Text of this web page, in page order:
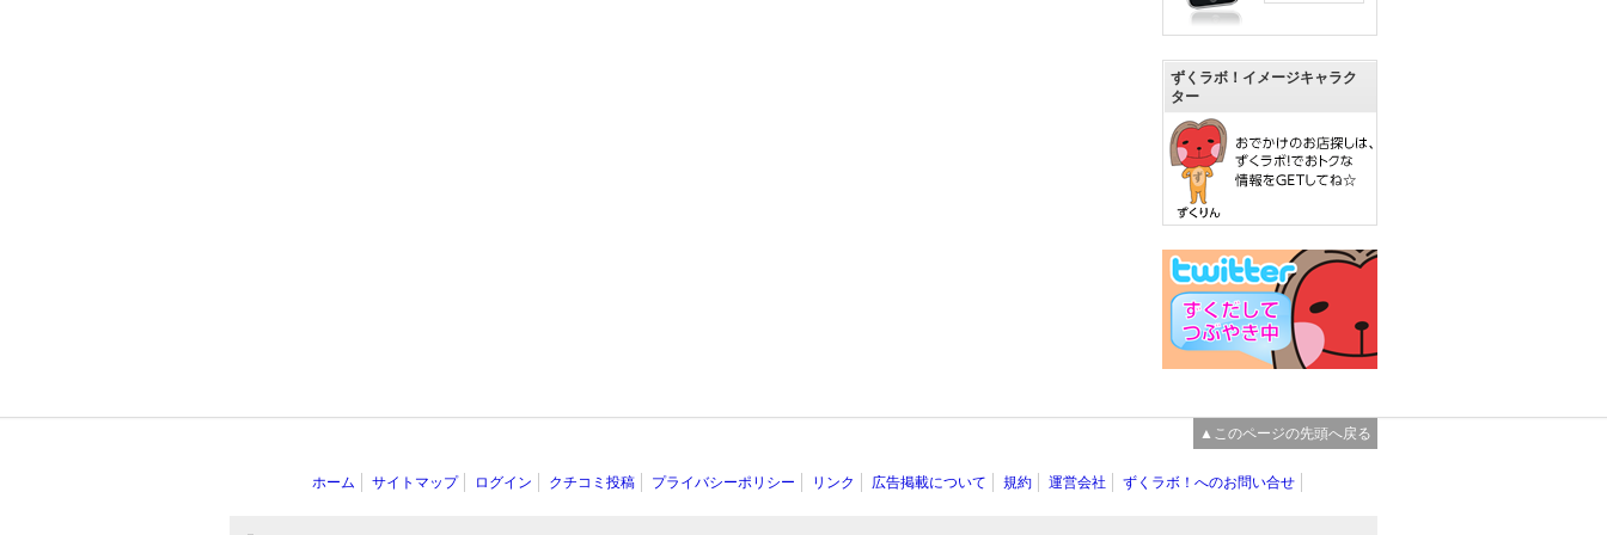
ずくラボ！イメージキャラク
ター
▲このページの先頭へ戻る
ホーム サイトマップ ログイン クチコミ投稿 プライバシーポリシー リンク 広告掲載について 規約 運営会社 ずくラボ！へのお問い合せ